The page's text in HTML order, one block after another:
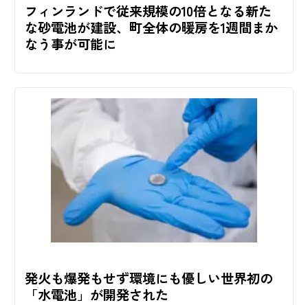
フィンランドで従来規模の10倍となる新た
な砂電池が建設、町全体の暖房を1週間まか
なう事が可能に
発火も爆発もせず環境にも優しい世界初の
「水電池」が開発された